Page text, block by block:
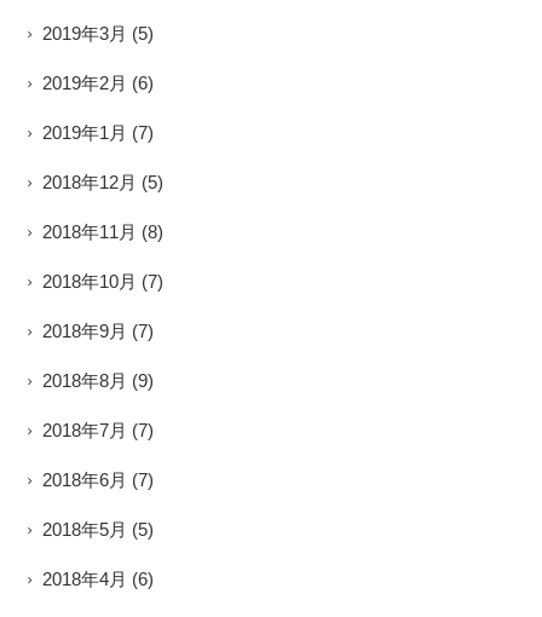
2019年3月 (5)
2019年2月 (6)
2019年1月 (7)
2018年12月 (5)
2018年11月 (8)
2018年10月 (7)
2018年9月 (7)
2018年8月 (9)
2018年7月 (7)
2018年6月 (7)
2018年5月 (5)
2018年4月 (6)